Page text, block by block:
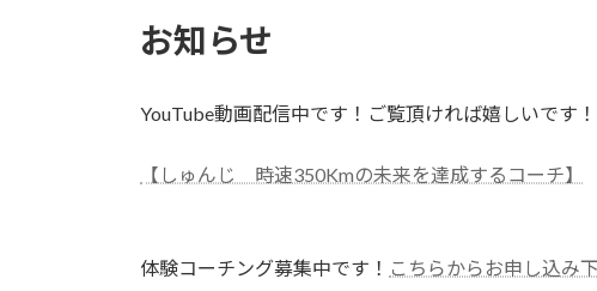
お知らせ
YouTube動画配信中です！ご覧頂ければ嬉しいです！
【しゅんじ 時速350Kmの未来を達成するコーチ】
体験コーチング募集中です！ こちらからお申し込み下